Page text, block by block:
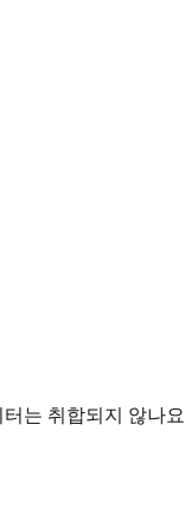
는 취합되지 않나